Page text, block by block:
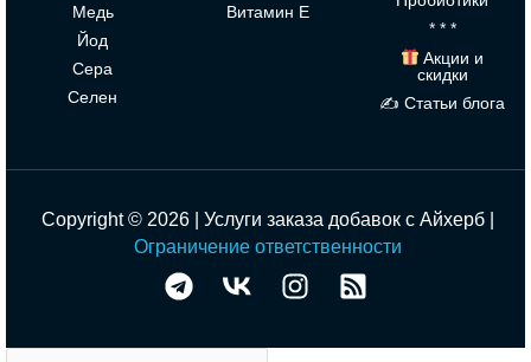
Медь
Йод
Сера
Селен
Витамин Е
* * *
Акции и
скидки
✍ Статьи блога
Copyright © 2026 | Услуги заказа добавок с Айхерб |
Ограничение ответственности